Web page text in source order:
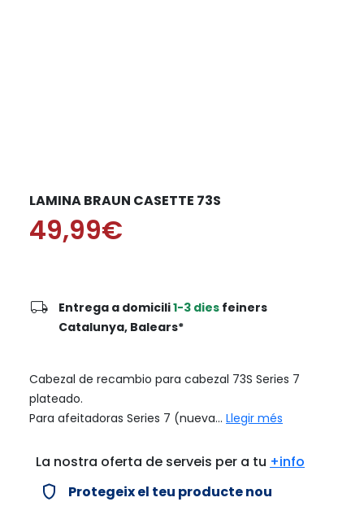
LAMINA BRAUN CASETTE 73S
49,99€
local_shipping Entrega a domicili1-3 dies feiners
Catalunya, Balears*
Cabezal de recambio para cabezal 73S Series 7
plateado.
Para afeitadoras Series 7 (nueva... Llegir més
La nostra oferta de serveis per a tu +info
verified_user Protegeix el teu producte nou